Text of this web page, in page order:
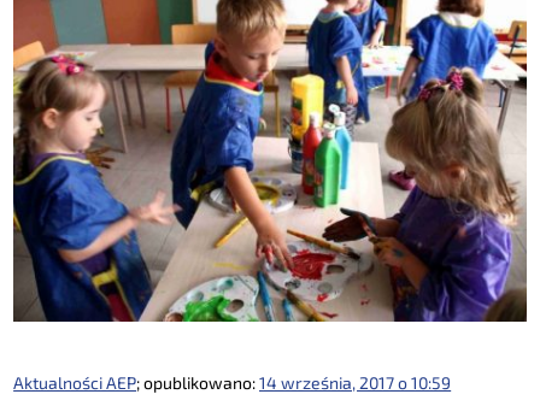
Aktualności AEP; opublikowano:14 września, 2017 o 10:59